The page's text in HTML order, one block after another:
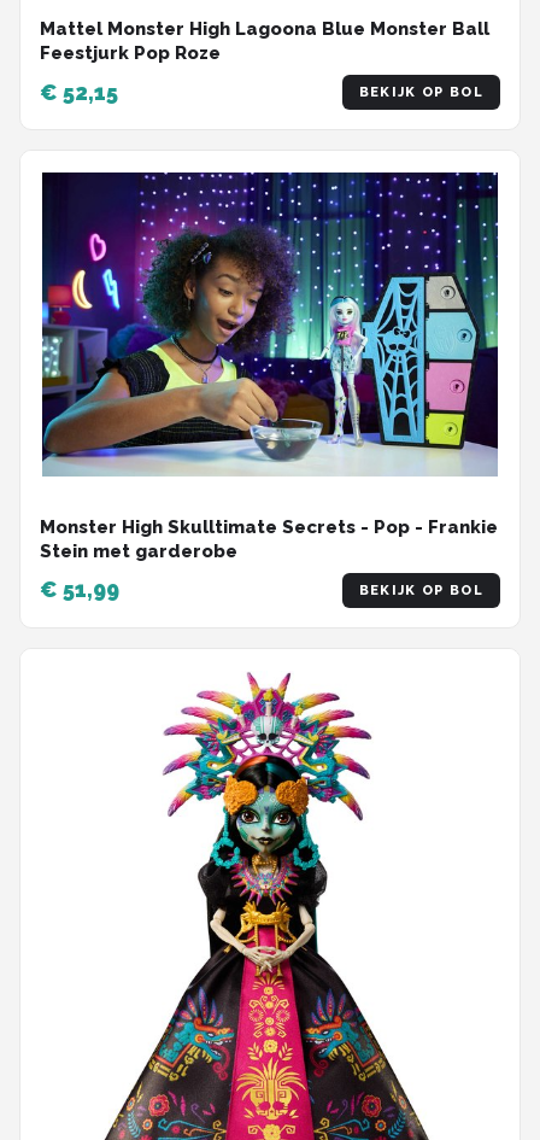
Mattel Monster High Lagoona Blue Monster Ball
Feestjurk Pop Roze
€ 52,15 BEKIJK OP BOL
Monster High Skulltimate Secrets - Pop - Frankie
Stein met garderobe
€ 51,99 BEKIJK OP BOL